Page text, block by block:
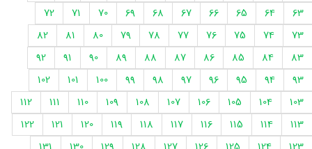
63
64
65
66
67
68
69
70
71
72
73
74
75
76
77
78
79
80
81
82
83
84
85
86
87
88
89
90
91
92
93
94
95
96
97
98
99
100
101
102
103
104
105
106
107
108
109
110
111
112
113
114
115
116
117
118
119
120
121
122